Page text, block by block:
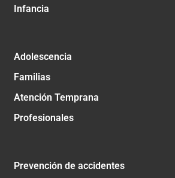
Infancia
Adolescencia
Familias
Atención Temprana
Profesionales
Prevención de accidentes